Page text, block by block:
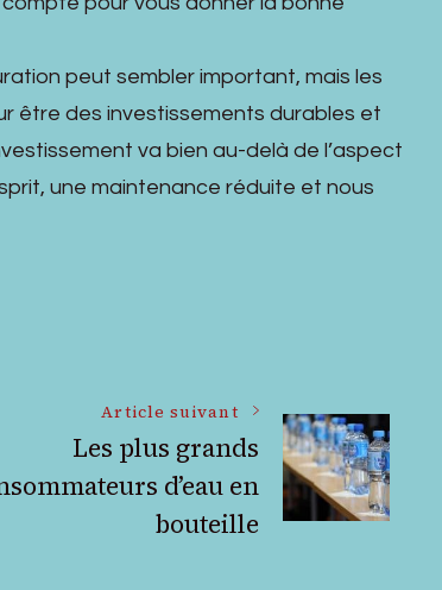
peut sembler important, mais les
être des investissements durables et
va bien au-delà de l’aspect
une maintenance réduite et nous
Article suivant
Les plus grands
d’eau en
bouteille